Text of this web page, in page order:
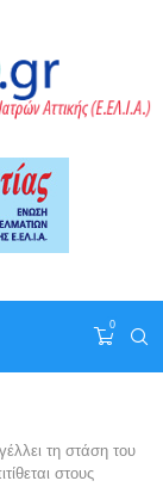
0
τη στάση του
στους